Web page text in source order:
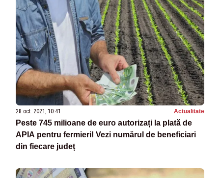
28 oct. 2021, 10:41 Actualitate
Peste 745 milioane de euro autorizați la plată de
APIA pentru fermieri! Vezi numărul de beneficiari
din fiecare județ